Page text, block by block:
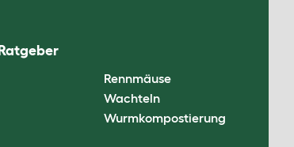
Rennmäuse
Wachteln
Wurmkompostierung